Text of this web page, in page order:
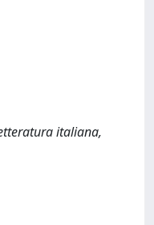
italiana,